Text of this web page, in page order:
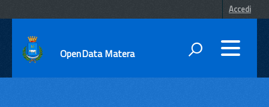
Accedi
OpenData Matera